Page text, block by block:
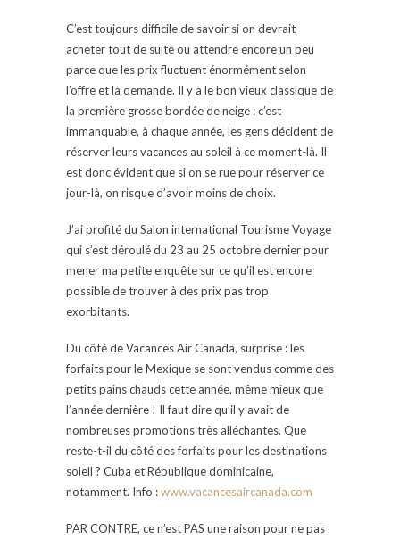
C’est toujours difficile de savoir si on devrait
acheter tout de suite ou attendre encore un peu
parce que les prix fluctuent énormément selon
l’offre et la demande. Il y a le bon vieux classique de
la première grosse bordée de neige : c’est
immanquable, à chaque année, les gens décident de
réserver leurs vacances au soleil à ce moment-là. Il
est donc évident que si on se rue pour réserver ce
jour-là, on risque d’avoir moins de choix.
J’ai profité du Salon international Tourisme Voyage
qui s’est déroulé du 23 au 25 octobre dernier pour
mener ma petite enquête sur ce qu’il est encore
possible de trouver à des prix pas trop
exorbitants.
Du côté de Vacances Air Canada, surprise : les
forfaits pour le Mexique se sont vendus comme des
petits pains chauds cette année, même mieux que
l’année dernière ! Il faut dire qu’il y avait de
nombreuses promotions très alléchantes. Que
reste-t-il du côté des forfaits pour les destinations
solell ? Cuba et République dominicaine,
notamment. Info :www.vacancesaircanada.com
PAR CONTRE, ce n’est PAS une raison pour ne pas